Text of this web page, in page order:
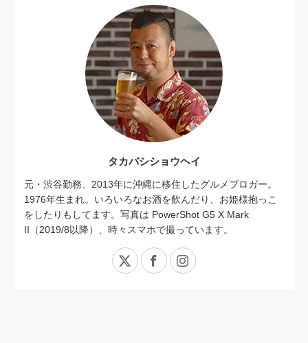
タカバシショウヘイ
元・渋谷勤務、2013年に沖縄に移住したグルメブロガー。
1976年生まれ。いろいろなお酒を飲んだり、お姫様抱っこ
をしたりもしてます。写真は PowerShot G5 X Mark
II（2019/8以降）、時々スマホで撮っています。
X FacebookInstagram